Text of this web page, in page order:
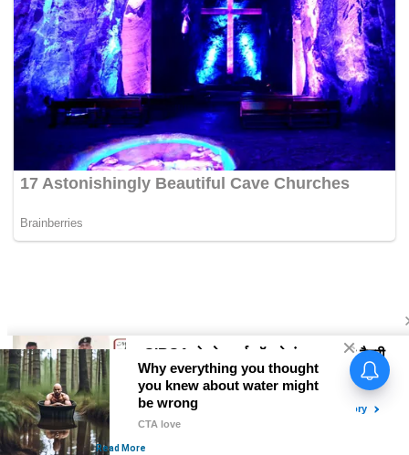
Sapna Choudhary Dance:
सपना चौधरी का नया डांस वीडियो हुआ
वायरल, लोग हुए दीवाने